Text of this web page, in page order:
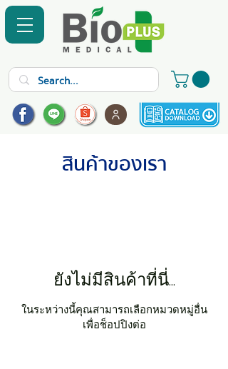
สินค้าของเรา
ยังไม่มีสินค้าที่นี่...
ในระหว่างนี้คุณสามารถเลือกหมวดหมู่อื่น
เพื่อช็อปปิงต่อ